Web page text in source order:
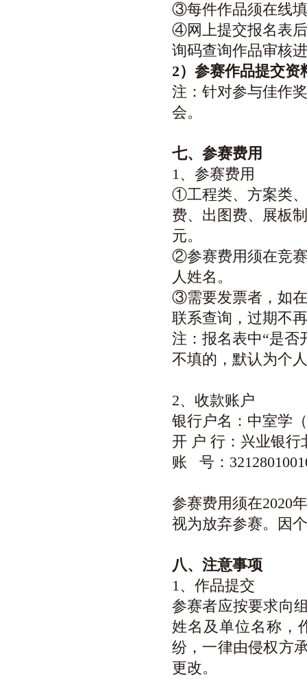
③每件作品须在线
④网上提交报名表
询码查询作品审核
2）参赛作品提交
注：针对参与佳作
会。
七、参赛费用
1、参赛费用
①工程类、方案类
费、出图费、展板
元。
②参赛费用须在竞
人姓名。
③需要发票者，如
联系查询，过期不
注：报名表中“是否
不填的，默认为个
2、收款账户
银行户名：中室学
开 户 行：兴业银行
账 号：
参赛费用须在2020
视为放弃参赛。因
八、注意事项
1、作品提交
参赛者应按要求向
姓名及单位名称，
纷，一律由侵权方
更改。